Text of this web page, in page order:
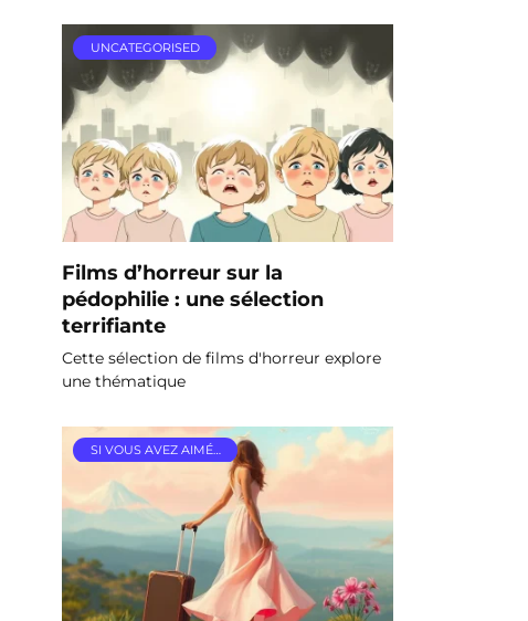
UNCATEGORISED
Films d’horreur sur la
pédophilie : une sélection
terrifiante
Cette sélection de films d'horreur explore
une thématique
SI VOUS AVEZ AIMÉ…